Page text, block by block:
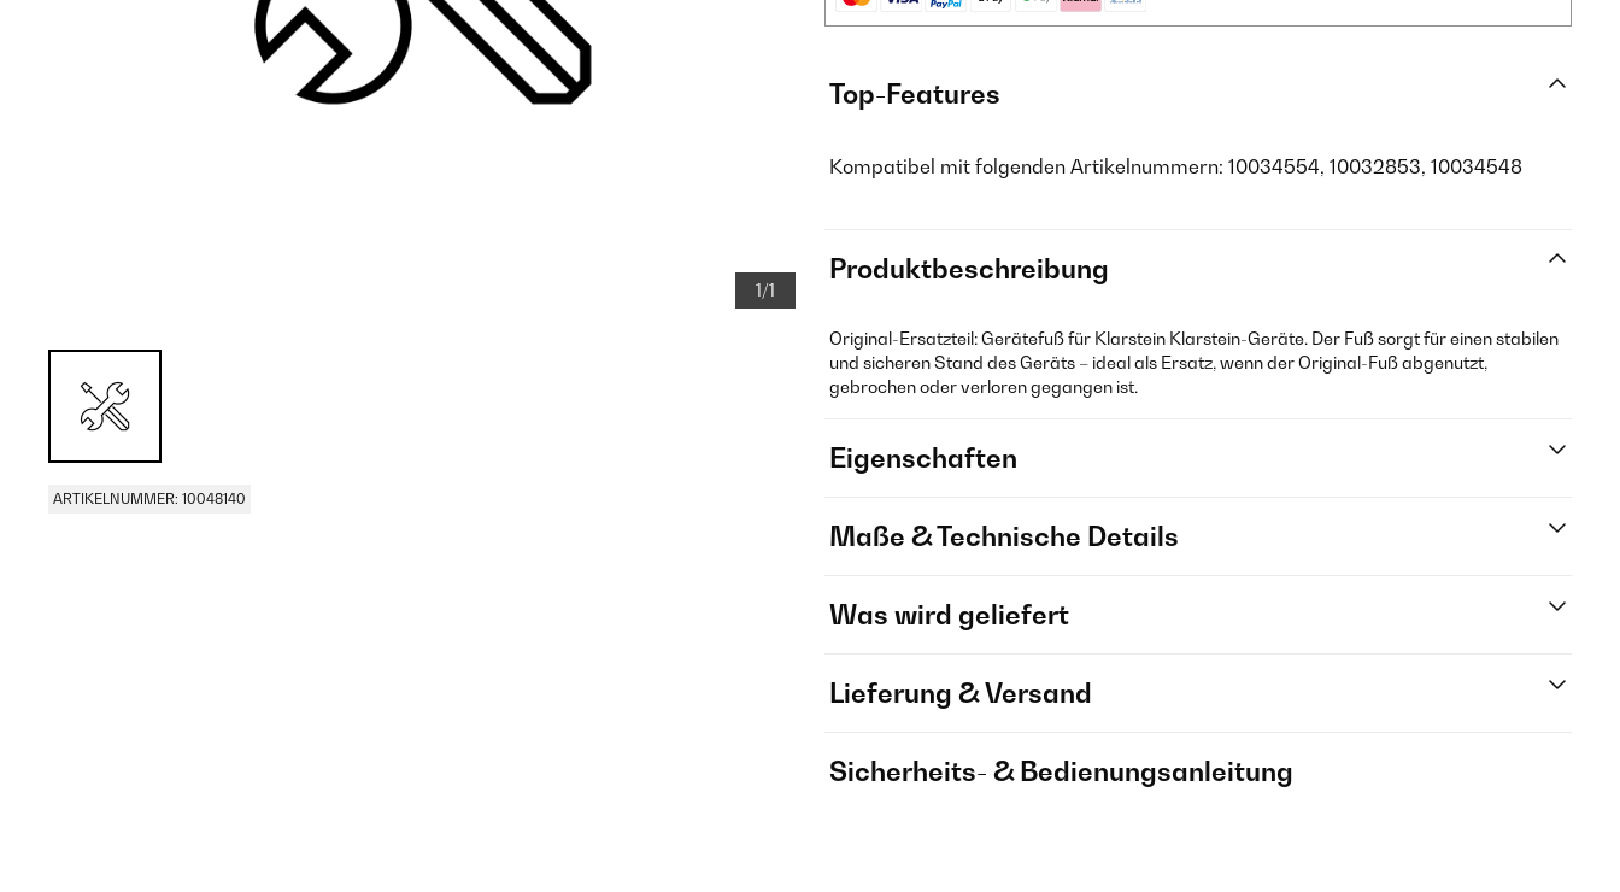
1/1
ARTIKELNUMMER: 10048140
Top-Features
Kompatibel mit folgenden Artikelnummern: 10034554, 10032853, 10034548
Produktbeschreibung
Original-Ersatzteil: Gerätefuß für Klarstein Klarstein-Geräte. Der Fuß sorgt für einen stabilen
und sicheren Stand des Geräts – ideal als Ersatz, wenn der Original-Fuß abgenutzt,
gebrochen oder verloren gegangen ist.
Eigenschaften
Maße & Technische Details
Was wird geliefert
Lieferung & Versand
Sicherheits- & Bedienungsanleitung